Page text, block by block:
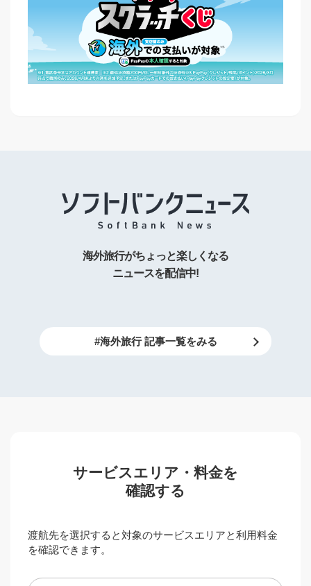
海外旅行がちょっと楽しくなる
ニュースを配信中!
#海外旅行 記事一覧をみる
サービスエリア・料金を
確認する
渡航先を選択すると対象のサービスエリアと利用料金
を確認できます。